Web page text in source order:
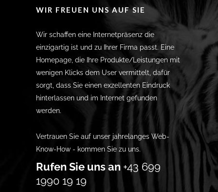
WIR FREUEN UNS AUF SIE
Wir schaffen eine Internetpräsenz die
einzigartig ist und zu Ihrer Firma passt. Eine
Homepage, die Ihre Produkte/Leistungen mit
wenigen Klicks dem User vermittelt, dafür
sorgt, dass Sie einen exzellenten Eindruck
hinterlassen und im Internet gefunden
werden.
Vertrauen Sie auf unser jahrelanges Web-
Know-How - kommen Sie zu uns.
Rufen Sie uns an +43 699
1990 19 19